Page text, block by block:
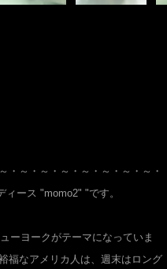
・～・～・～・～・～・～・～・
ース "momo2" "です。
ーヨークがテーマになっていま
福なアメリカ人は、週末はロング